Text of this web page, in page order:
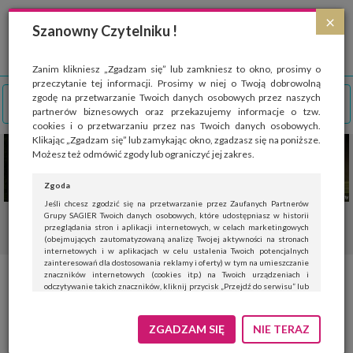
×
Szanowny Czytelniku !
Zanim klikniesz „Zgadzam się” lub zamkniesz to okno, prosimy o
przeczytanie tej informacji. Prosimy w niej o Twoją dobrowolną
zgodę na przetwarzanie Twoich danych osobowych przez naszych
partnerów biznesowych oraz przekazujemy informacje o tzw.
cookies i o przetwarzaniu przez nas Twoich danych osobowych.
Klikając „Zgadzam się” lub zamykając okno, zgadzasz się na poniższe.
Możesz też odmówić zgody lub ograniczyć jej zakres.
Zgoda
Jeśli chcesz zgodzić się na przetwarzanie przez Zaufanych Partnerów
Grupy SAGIER Twoich danych osobowych, które udostępniasz w historii
przeglądania stron i aplikacji internetowych, w celach marketingowych
(obejmujących zautomatyzowaną analizę Twojej aktywności na stronach
internetowych i w aplikacjach w celu ustalenia Twoich potencjalnych
zainteresowań dla dostosowania reklamy i oferty) w tym na umieszczanie
znaczników internetowych (cookies itp.) na Twoich urządzeniach i
odczytywanie takich znaczników, kliknij przycisk „Przejdź do serwisu” lub
Jeśli nie chcesz wyrazić zgody, kliknij „Nie teraz”.
Wyrażenie zgody jest dobrowolne. Możesz edytować zakres zgody, w tym
ZGADZAM SIĘ NIE TERAZ
Strona wykorzystuje pliki cookies, które służą głównie do celów statystycznych.
Wyrażając zgodę na używanie 'cookies', zezwalasz na zapisanie ich w pamięci
przeglądarki. Przejdź do
polityki cookies